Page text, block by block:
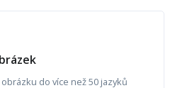
do více než 50 jazyků